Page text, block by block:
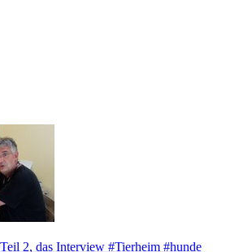
2, das Interview #Tierheim #hunde